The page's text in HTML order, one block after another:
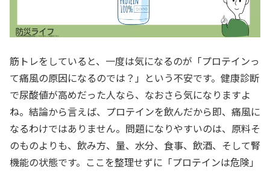
筋トレをしていると、一度は気になるのが「プロテインっ
て痛風の原因になるのでは？」という不安です。健康診断
で尿酸値が高めだった人なら、なおさら気になりますよ
ね。結論から言えば、プロテインを飲んだから即、痛風に
なるわけではありません。問題になりやすいのは、原料そ
のものよりも、飲み方、量、水分、食事、飲酒、そして腎
機能の状態です。ここを整理せずに「プロテインは危険」